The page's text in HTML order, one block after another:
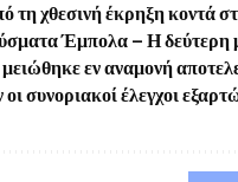
τη χθεσινή έκρηξη κοντά
Έμπολα – Η δεύτερη
εν αναμονή
έλεγχοι